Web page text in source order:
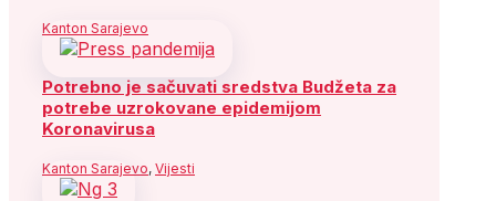
Kanton Sarajevo
Potrebno je sačuvati sredstva Budžeta za
potrebe uzrokovane epidemijom
Koronavirusa
Kanton Sarajevo, Vijesti